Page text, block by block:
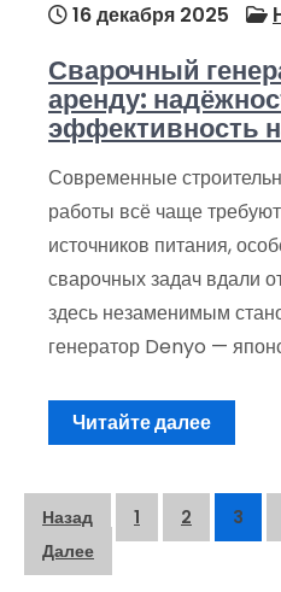
16 декабря 2025
Сварочный
аренду:
эффективность
Современные
работы всё чаще
источников питания,
сварочных задач вдали
здесь незаменимым
генератор Denyo —
Читайте далее
Пагинация
записей
Назад 1 2 3
Далее